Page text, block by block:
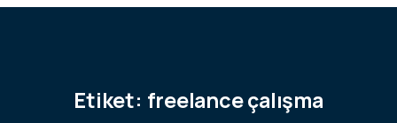
Etiket: freelanceçalışma